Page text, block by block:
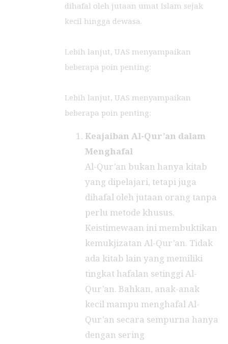
dihafal oleh jutaan umat Islam sejak
kecil hingga dewasa.
Lebih lanjut, UAS menyampaikan
beberapa poin penting:
Lebih lanjut, UAS menyampaikan
beberapa poin penting:
Keajaiban Al-Qur’an dalam
Menghafal
Al-Qur’an bukan hanya kitab
yang dipelajari, tetapi juga
dihafal oleh jutaan orang tanpa
perlu metode khusus.
Keistimewaan ini membuktikan
kemukjizatan Al-Qur’an. Tidak
ada kitab lain yang memiliki
tingkat hafalan setinggi Al-
Qur’an. Bahkan, anak-anak
kecil mampu menghafal Al-
Qur’an secara sempurna hanya
dengan sering